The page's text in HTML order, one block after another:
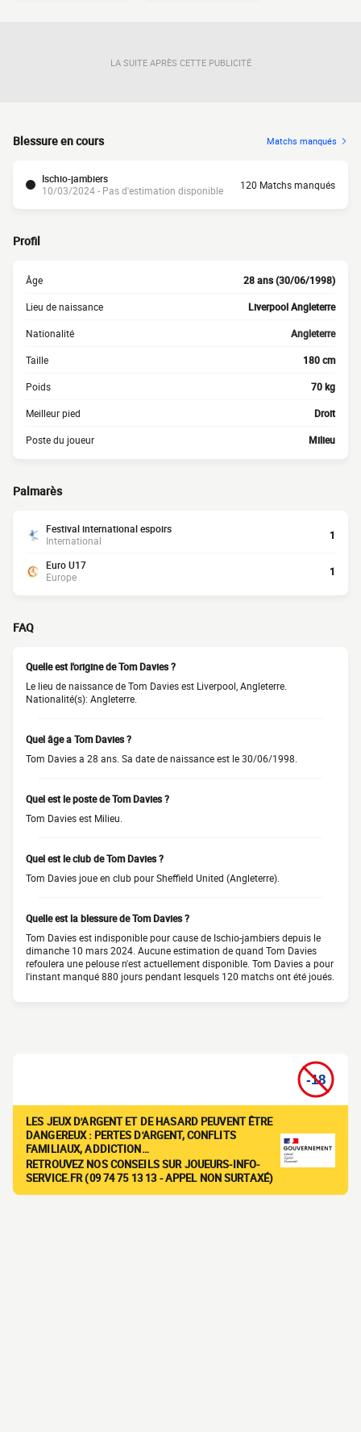
LA SUITE APRÈS CETTE PUBLICITÉ
Blessure en cours Matchs manqués
Ischio-jambiers
10/03/2024 - Pas d'estimation disponible
120 Matchs manqués
Profil
Âge 28 ans (30/06/1998)
Lieu de naissance Liverpool Angleterre
Nationalité Angleterre
Taille 180 cm
Poids 70 kg
Meilleur pied Droit
Poste du joueur Milieu
Palmarès
Festival international espoirs
International
1
Euro U17
Europe
1
FAQ
Quelle est l'origine de Tom Davies ?
Le lieu de naissance de Tom Davies est Liverpool, Angleterre.
Nationalité(s): Angleterre.
Quel âge a Tom Davies ?
Tom Davies a 28 ans. Sa date de naissance est le 30/06/1998.
Quel est le poste de Tom Davies ?
Tom Davies est Milieu.
Quel est le club de Tom Davies ?
Tom Davies joue en club pour Sheffield United (Angleterre).
Quelle est la blessure de Tom Davies ?
Tom Davies est indisponible pour cause de Ischio-jambiers depuis le
dimanche 10 mars 2024. Aucune estimation de quand Tom Davies
refoulera une pelouse n'est actuellement disponible. Tom Davies a pour
l'instant manqué 880 jours pendant lesquels 120 matchs ont été joués.
LES JEUX D'ARGENT ET DE HASARD PEUVENT ÊTRE
DANGEREUX : PERTES D'ARGENT, CONFLITS
FAMILIAUX, ADDICTION…
RETROUVEZ NOS CONSEILS SUR JOUEURS-INFO-
SERVICE.FR (09 74 75 13 13 - APPEL NON SURTAXÉ)